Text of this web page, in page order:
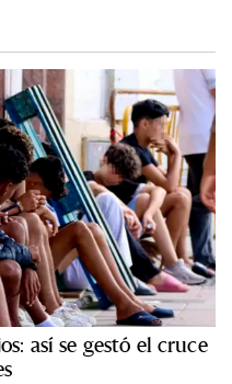
así se gestó el cruce